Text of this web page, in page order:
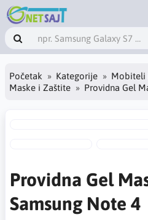
Početak Kategorije Mobiteli
Maske i Zaštite
Providna Gel
Providna Gel
Samsung Note 4